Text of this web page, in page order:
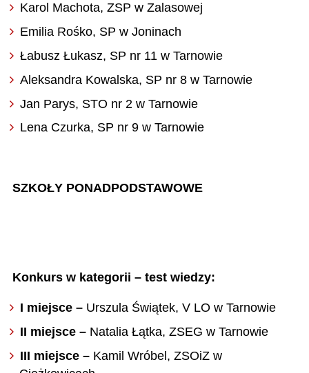
Karol Machota, ZSP w Zalasowej
Emilia Rośko, SP w Joninach
Łabusz Łukasz, SP nr 11 w Tarnowie
Aleksandra Kowalska, SP nr 8 w Tarnowie
Jan Parys, STO nr 2 w Tarnowie
Lena Czurka, SP nr 9 w Tarnowie
SZKOŁY PONADPODSTAWOWE
Konkurs w kategorii – test wiedzy:
I miejsce – Urszula Świątek, V LO w Tarnowie
II miejsce – Natalia Łątka, ZSEG w Tarnowie
III miejsce – Kamil Wróbel, ZSOiZ w